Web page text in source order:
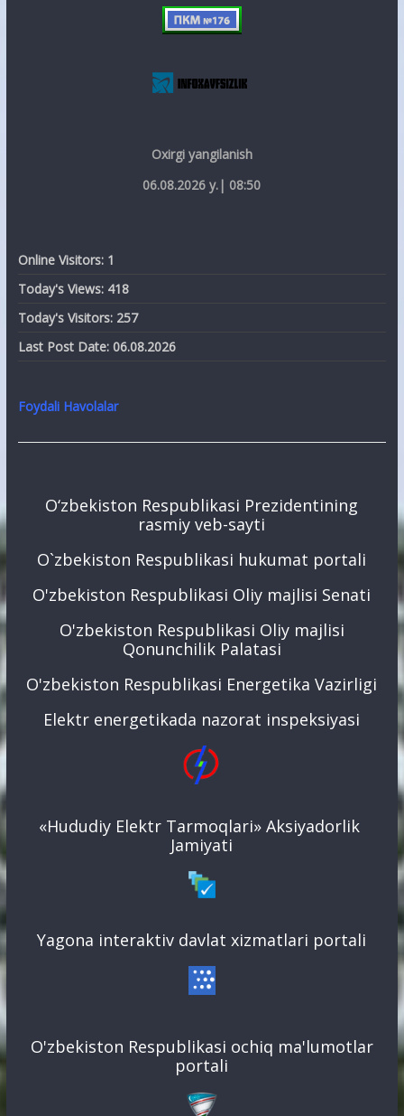
Oxirgi yangilanish
06.08.2026 y.| 08:50
Online Visitors: 1
Today's Views: 418
Today's Visitors: 257
Last Post Date: 06.08.2026
Foydali Havolalar
O‘zbekiston Respublikasi Prezidentining
rasmiy veb-sayti
O`zbekiston Respublikasi hukumat portali
O'zbekiston Respublikasi Oliy majlisi Senati
O'zbekiston Respublikasi Oliy majlisi
Qonunchilik Palatasi
O'zbekiston Respublikasi Energetika Vazirligi
Elektr energetikada nazorat inspeksiyasi
«Hududiy Elektr Tarmoqlari» Aksiyadorlik
Jamiyati
Yagona interaktiv davlat xizmatlari portali
O'zbekiston Respublikasi ochiq ma'lumotlar
portali